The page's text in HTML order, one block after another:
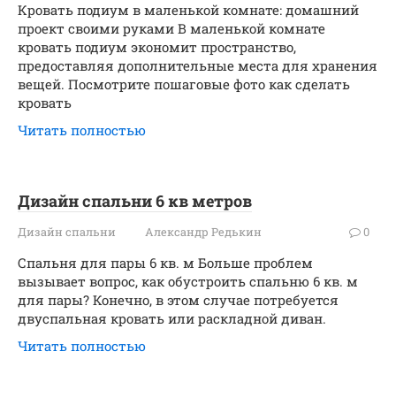
Кровать подиум в маленькой комнате: домашний
проект своими руками В маленькой комнате
кровать подиум экономит пространство,
предоставляя дополнительные места для хранения
вещей. Посмотрите пошаговые фото как сделать
кровать
Читать полностью
Дизайн спальни 6 кв метров
Дизайн спальни Александр Редькин 0
Спальня для пары 6 кв. м Больше проблем
вызывает вопрос, как обустроить спальню 6 кв. м
для пары? Конечно, в этом случае потребуется
двуспальная кровать или раскладной диван.
Читать полностью